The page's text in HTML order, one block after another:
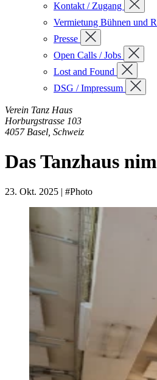
Kontakt / Zugang
Vermietung Bühnen und
Presse
Open Calls / Jobs
Lost and Found
DSG / Impressum
Verein Tanz Haus
Horburgstrasse 103
4057 Basel, Schweiz
Das Tanzhaus
23. Okt. 2025 | #Photo